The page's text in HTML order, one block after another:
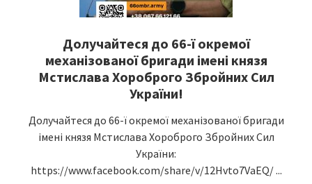
Долучайтеся до 66-ї окремої
механізованої бригади імені князя
Мстислава Хороброго Збройних Сил
України!
Долучайтеся до 66-ї окремої механізованої бригади
імені князя Мстислава Хороброго Збройних Сил
України:
https://www.facebook.com/share/v/12Hvto7VaEQ/ ...